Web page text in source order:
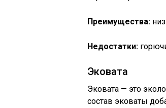
Преимущества:
Недостатки:
Эковата
Эковата — это
состав эковаты